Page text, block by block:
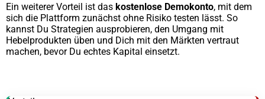
Ein weiterer Vorteil ist das kostenlose Demokonto, mit dem
sich die Plattform zunächst ohne Risiko testen lässt. So
kannst Du Strategien ausprobieren, den Umgang mit
Hebelprodukten üben und Dich mit den Märkten vertraut
machen, bevor Du echtes Kapital einsetzt.